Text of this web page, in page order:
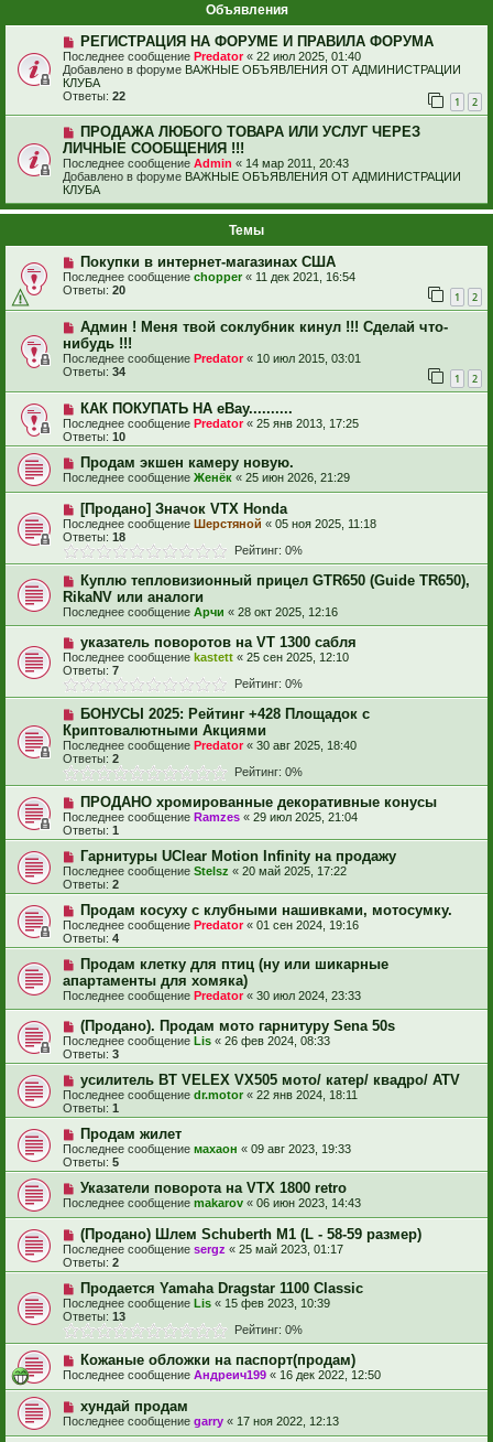
Объявления
РЕГИСТРАЦИЯ НА ФОРУМЕ И ПРАВИЛА ФОРУМА
Последнее сообщение Predator« 22 июл 2025, 01:40
Добавлено в форуме ВАЖНЫЕ ОБЪЯВЛЕНИЯ ОТ АДМИНИСТРАЦИИ
КЛУБА
Ответы: 22 1 2
ПРОДАЖА ЛЮБОГО ТОВАРА ИЛИ УСЛУГ ЧЕРЕЗ
ЛИЧНЫЕ СООБЩЕНИЯ !!!
Последнее сообщение Admin « 14 мар 2011, 20:43
Добавлено в форуме ВАЖНЫЕ ОБЪЯВЛЕНИЯ ОТ АДМИНИСТРАЦИИ
КЛУБА
Темы
Покупки в интернет-магазинах США
Последнее сообщение chopper« 11 дек 2021, 16:54
Ответы: 20 1 2
Админ ! Меня твой соклубник кинул !!! Сделай что-
нибудь !!!
Последнее сообщение Predator« 10 июл 2015, 03:01
Ответы: 34 1 2
КАК ПОКУПАТЬ НА eBay..........
Последнее сообщение Predator« 25 янв 2013, 17:25
Ответы: 10
Продам экшен камеру новую.
Последнее сообщение Женёк « 25 июн 2026, 21:29
[Продано] Значок VTX Honda
Последнее сообщение Шерстяной « 05 ноя 2025, 11:18
Ответы: 18
Рейтинг: 0%
Куплю тепловизионный прицел GTR650 (Guide TR650),
RikaNV или аналоги
Последнее сообщение Арчи « 28 окт 2025, 12:16
указатель поворотов на VT 1300 сабля
Последнее сообщение kastett « 25 сен 2025, 12:10
Ответы: 7
Рейтинг: 0%
БОНУСЫ 2025: Рейтинг +428 Площадок с
Криптовалютными Акциями
Последнее сообщение Predator« 30 авг 2025, 18:40
Ответы: 2
Рейтинг: 0%
ПРОДАНО хромированные декоративные конусы
Последнее сообщение Ramzes « 29 июл 2025, 21:04
Ответы: 1
Гарнитуры UClear Motion Infinity на продажу
Последнее сообщение Stelsz « 20 май 2025, 17:22
Ответы: 2
Продам косуху с клубными нашивками, мотосумку.
Последнее сообщение Predator« 01 сен 2024, 19:16
Ответы: 4
Продам клетку для птиц (ну или шикарные
апартаменты для хомяка)
Последнее сообщение Predator« 30 июл 2024, 23:33
(Продано). Продам мото гарнитуру Sena 50s
Последнее сообщение Lis « 26 фев 2024, 08:33
Ответы: 3
усилитель BT VELEX VX505 мото/ катер/ квадро/ ATV
Последнее сообщение dr.motor « 22 янв 2024, 18:11
Ответы: 1
Продам жилет
Последнее сообщение махаон « 09 авг 2023, 19:33
Ответы: 5
Указатели поворота на VTX 1800 retro
Последнее сообщение makarov « 06 июн 2023, 14:43
(Продано) Шлем Schuberth M1 (L - 58-59 размер)
Последнее сообщение sergz « 25 май 2023, 01:17
Ответы: 2
Продается Yamaha Dragstar 1100 Classic
Последнее сообщение Lis « 15 фев 2023, 10:39
Ответы: 13
Рейтинг: 0%
Кожаные обложки на паспорт(продам)
Последнее сообщение Андреич199 « 16 дек 2022, 12:50
хундай продам
Последнее сообщение garry « 17 ноя 2022, 12:13